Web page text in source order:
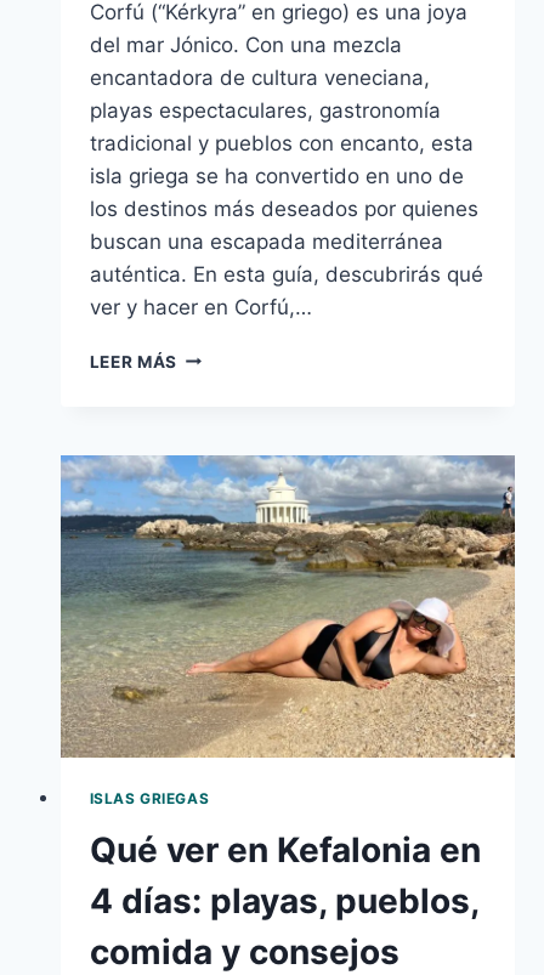
Corfú (“Kérkyra” en griego) es una joya
del mar Jónico. Con una mezcla
encantadora de cultura veneciana,
playas espectaculares, gastronomía
tradicional y pueblos con encanto, esta
isla griega se ha convertido en uno de
los destinos más deseados por quienes
buscan una escapada mediterránea
auténtica. En esta guía, descubrirás qué
ver y hacer en Corfú,…
LEER MÁS QUÉ
EN
CORFÚ,
GRECIA:
GUÍA
PRÁCTICA
DE
VIAJE
COMPLETA
ISLAS GRIEGAS
Qué ver en Kefalonia en
4 días: playas, pueblos,
comida y consejos